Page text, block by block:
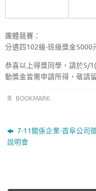
團體競賽：
分遺四102級-班級獎金5000
恭喜以上得獎同學，請於5/
動獎金皆需申請所得，敬請
BOOKMARK.
7-11關係企業-首阜公司
說明會